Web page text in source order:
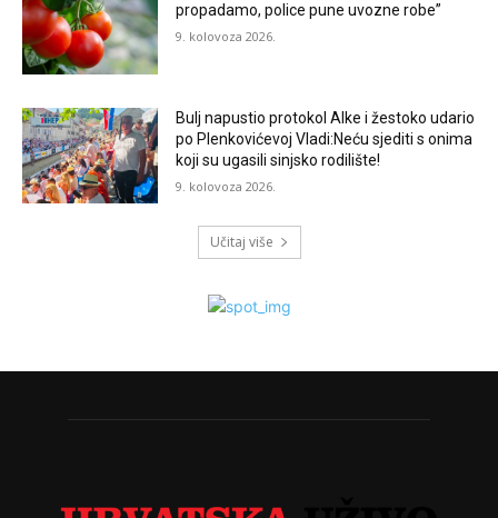
propadamo, police pune uvozne robe”
9. kolovoza 2026.
Bulj napustio protokol Alke i žestoko udario
po Plenkovićevoj Vladi:Neću sjediti s onima
koji su ugasili sinjsko rodilište!
9. kolovoza 2026.
Učitaj više